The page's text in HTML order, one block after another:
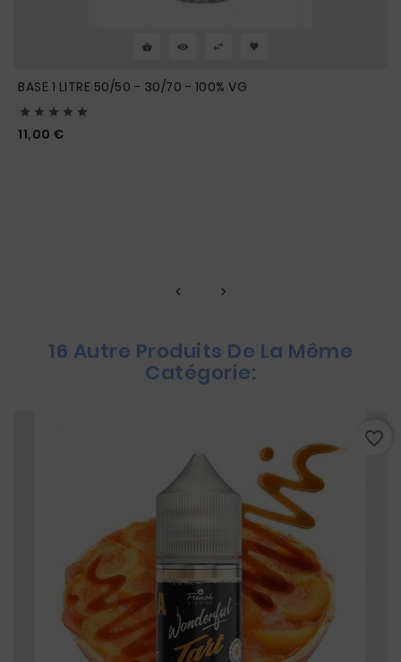
BASE 1 LITRE 50/50 - 30/70 - 100% VG
    
11,00 €
16 Autre Produits De La Même
Catégorie:
favorite_border